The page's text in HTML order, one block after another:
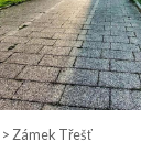
> Zámek Třešť